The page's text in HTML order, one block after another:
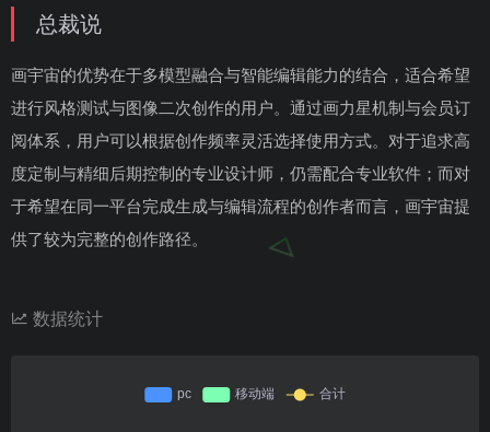
总裁说
画宇宙的优势在于多模型融合与智能编辑能力的结合，适合希望
进行风格测试与图像二次创作的用户。通过画力星机制与会员订
阅体系，用户可以根据创作频率灵活选择使用方式。对于追求高
度定制与精细后期控制的专业设计师，仍需配合专业软件；而对
于希望在同一平台完成生成与编辑流程的创作者而言，画宇宙提
供了较为完整的创作路径。
数据统计